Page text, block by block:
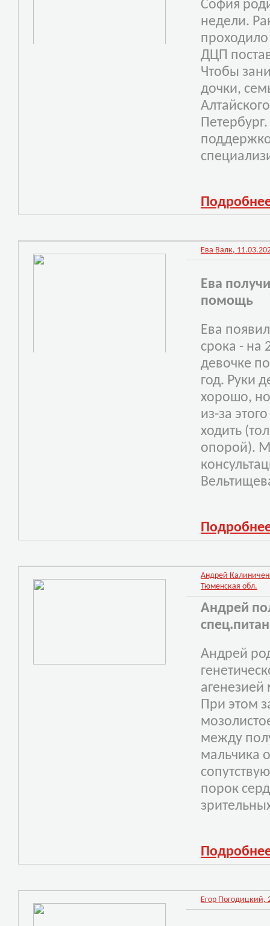
София
недели.
ДЦП
Чтобы
дочки,
специа
Ева Валк,
Ева
помощь
Ева
срока - на
девочке
год. Руки
хорошо, но
из-за
ходить
опорой).
консульт
Андрей
Тюменская обл.
Андрей
Андрей
агенезией
При этом
между
мальчика
порок
зрите
Егор Погодицкий,